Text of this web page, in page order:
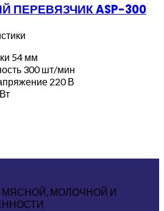
ПЕРЕВЯЗЧИК ASP-300
54 мм
300 шт/мин
220 В
МЯСНОЙ, МОЛОЧНОЙ И